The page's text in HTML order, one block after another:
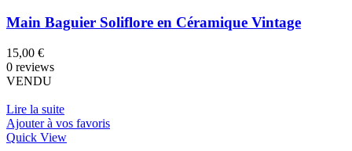
Main Baguier Soliflore en Céramique Vintage
15,00 €
0 reviews
VENDU
Lire la suite
Ajouter à vos favoris
Quick View